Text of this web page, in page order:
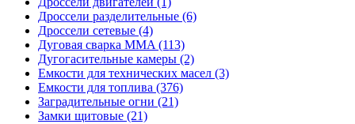
Дроссели разделительные (6)
Дроссели сетевые (4)
Дуговая сварка MMA (113)
Дугогасительные камеры (2)
Емкости для технических масел (3)
Емкости для топлива (376)
Заградительные огни (21)
Замки щитовые (21)